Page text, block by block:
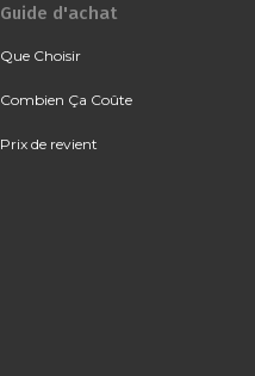
Guide d'achat
Que Choisir
Combien Ça Coûte
Prix de revient